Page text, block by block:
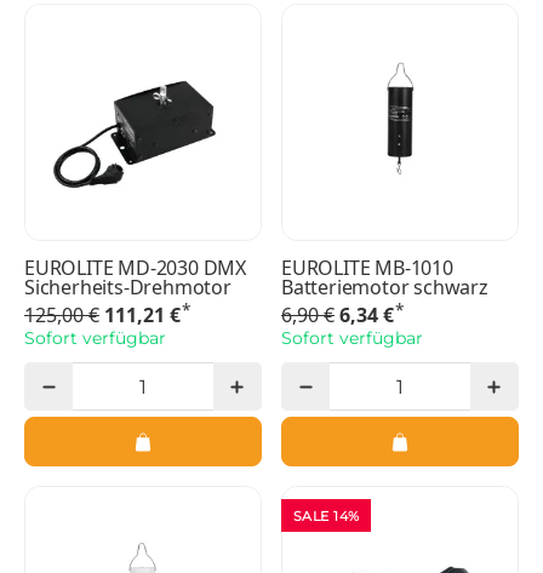
EUROLITE MD-2030 DMX
Sicherheits-Drehmotor
125,00 € 111,21 €*
Sofort verfügbar
EUROLITE MB-1010
Batteriemotor schwarz
6,90 €6,34 €*
Sofort verfügbar
SALE 14%